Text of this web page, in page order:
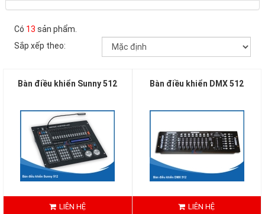
Có 13 sản phẩm.
Sắp xếp theo:
Bàn điều khiển Sunny 512
LIÊN HỆ
Bàn điều khiển DMX 512
LIÊN HỆ